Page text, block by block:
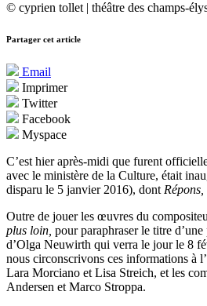
© cyprien tollet | théâtre des champs-
Partager cet article
Email
Imprimer
Twitter
Facebook
Myspace
C’est hier après-midi que furent
avec le ministère de la Culture, était
disparu le 5 janvier 2016), dont Répons,
Outre de jouer les œuvres du
plus loin, pour paraphraser le titre
d’Olga Neuwirth qui verra le jour le 8
nous circonscrivons ces informations à
Lara Morciano et Lisa Streich, et les
Andersen et Marco Stroppa.